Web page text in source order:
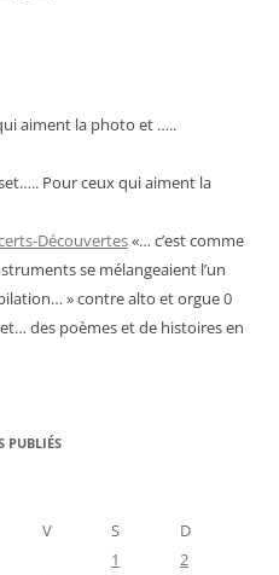
aiment la photo et …..
Pour ceux qui aiment la
Découvertes«… c’est comme
se mélangeaient l’un
» contre alto et orgue 0
des poèmes et de histoires en
PUBLIÉS
V S
D
1
2